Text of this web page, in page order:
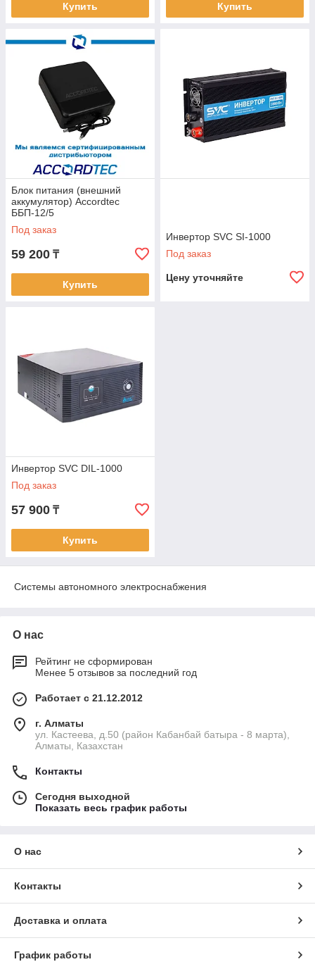
Купить Купить
Блок питания (внешний
аккумулятор) Accordtec
ББП-12/5
Под заказ
59 200 ₸
Купить
Инвертор SVC SI-1000
Под заказ
Цену уточняйте
Инвертор SVC DIL-1000
Под заказ
57 900 ₸
Купить
Системы автономного электроснабжения
О нас
Рейтинг не сформирован
Менее 5 отзывов за последний год
Работает с 21.12.2012
г. Алматы
ул. Кастеева, д.50 (район Кабанбай батыра - 8 марта),
Алматы, Казахстан
Контакты
Сегодня выходной
Показать весь график работы
О нас
Контакты
Доставка и оплата
График работы